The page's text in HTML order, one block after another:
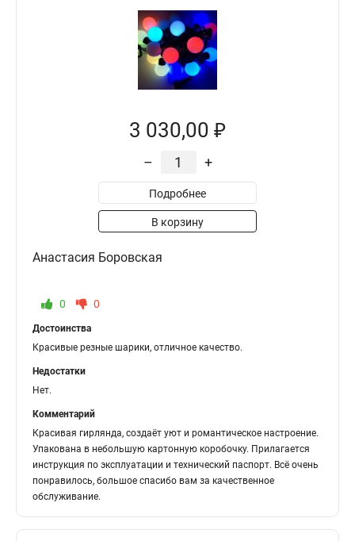
3 030,00 ₽
– +
Подробнее
В корзину
Анастасия Боровская
0 0
Достоинства
Красивые резные шарики, отличное качество.
Недостатки
Нет.
Комментарий
Красивая гирлянда, создаёт уют и романтическое настроение.
Упакована в небольшую картонную коробочку. Прилагается
инструкция по эксплуатации и технический паспорт. Всё очень
понравилось, большое спасибо вам за качественное
обслуживание.